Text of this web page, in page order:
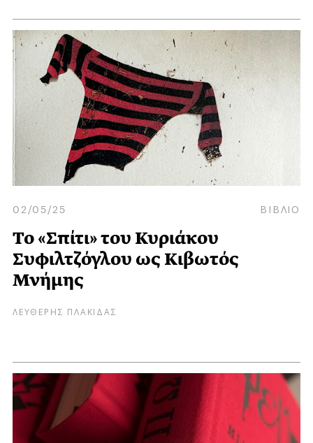
02/05/25 ΒΙΒΛΙΟ
Το «Σπίτι» του Κυριάκου
Συφιλτζόγλου ως Κιβωτός
Μνήμης
ΛΕΥΘΕΡΗΣ ΠΛΑΚΙΔΑΣ